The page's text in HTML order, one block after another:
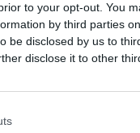
to your opt-out. You
by third parties
be disclosed by us to
disclose it to other
Speranza?